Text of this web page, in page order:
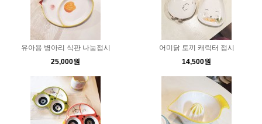
유아용 병아리 식판 나눔접시
25,000원
어미닭 토끼 캐릭터 접시
14,500원